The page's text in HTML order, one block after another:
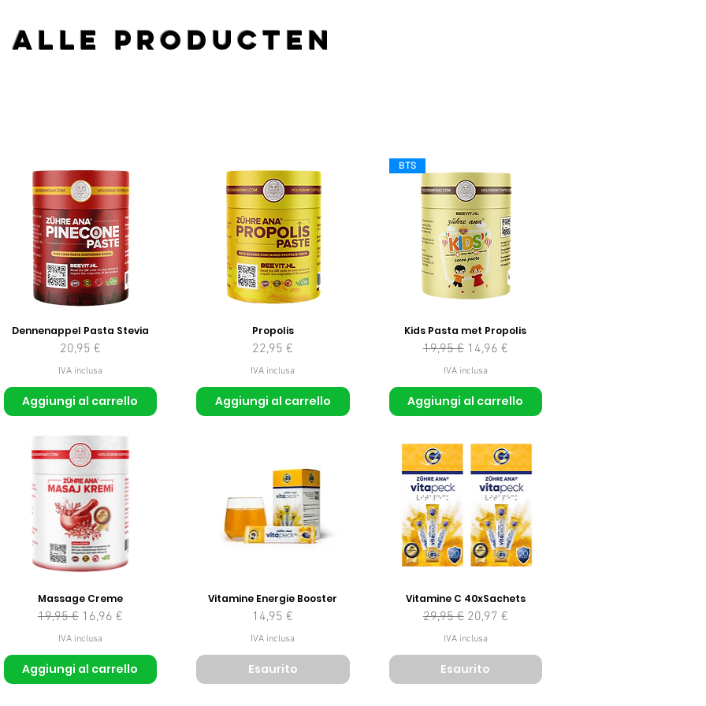
Alle Producten
Dennenappel Pasta Stevia
Prezzo
20,95 €
IVA inclusa
Aggiungi al carrello
Propolis
Prezzo
22,95 €
IVA inclusa
Aggiungi al carrello
BTS
Kids Pasta met Propolis
Prezzo regolare
19,95 € Prezzo scontato
14,96 €
IVA inclusa
Aggiungi al carrello
Massage Creme
Prezzo regolare
19,95 € Prezzo scontato
16,96 €
IVA inclusa
Aggiungi al carrello
Vitamine Energie Booster
Prezzo
14,95 €
IVA inclusa
Esaurito
Vitamine C 40xSachets
Prezzo regolare
29,95 € Prezzo scontato
20,97 €
IVA inclusa
Esaurito